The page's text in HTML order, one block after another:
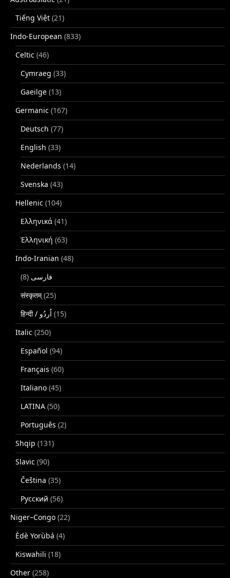
Tiếng Việt (21)
Indo-European (833)
Celtic (46)
Cymraeg (33)
Gaeilge (13)
Germanic (167)
Deutsch (77)
English (33)
Nederlands (14)
Svenska (43)
Hellenic (104)
Ελληνικά (41)
Ἑλληνική (63)
Indo-Iranian (48)
فارسی (8)
संस्कृतम्(25)
(15)
Italic (250)
Español (94)
Français (60)
Italiano (45)
LATINA (50)
Português (2)
Shqip (131)
Slavic (90)
Čeština (35)
Русский (56)
Niger–Congo (22)
Èdè Yorùbá (4)
Kiswahili (18)
Other (258)